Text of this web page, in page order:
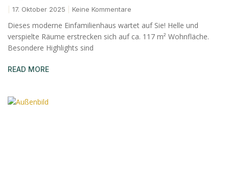
17. Oktober 2025 Keine Kommentare
Dieses moderne Einfamilienhaus wartet auf Sie! Helle und
verspielte Räume erstrecken sich auf ca. 117 m² Wohnfläche.
Besondere Highlights sind
READ MORE